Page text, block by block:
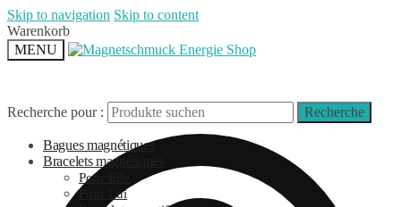
Skip to navigation Skip to content
Warenkorb
MENU
Recherche pour : Recherche
Bagues magnétiques
Bracelets magnétiques
Pour Elle
Pour Lui